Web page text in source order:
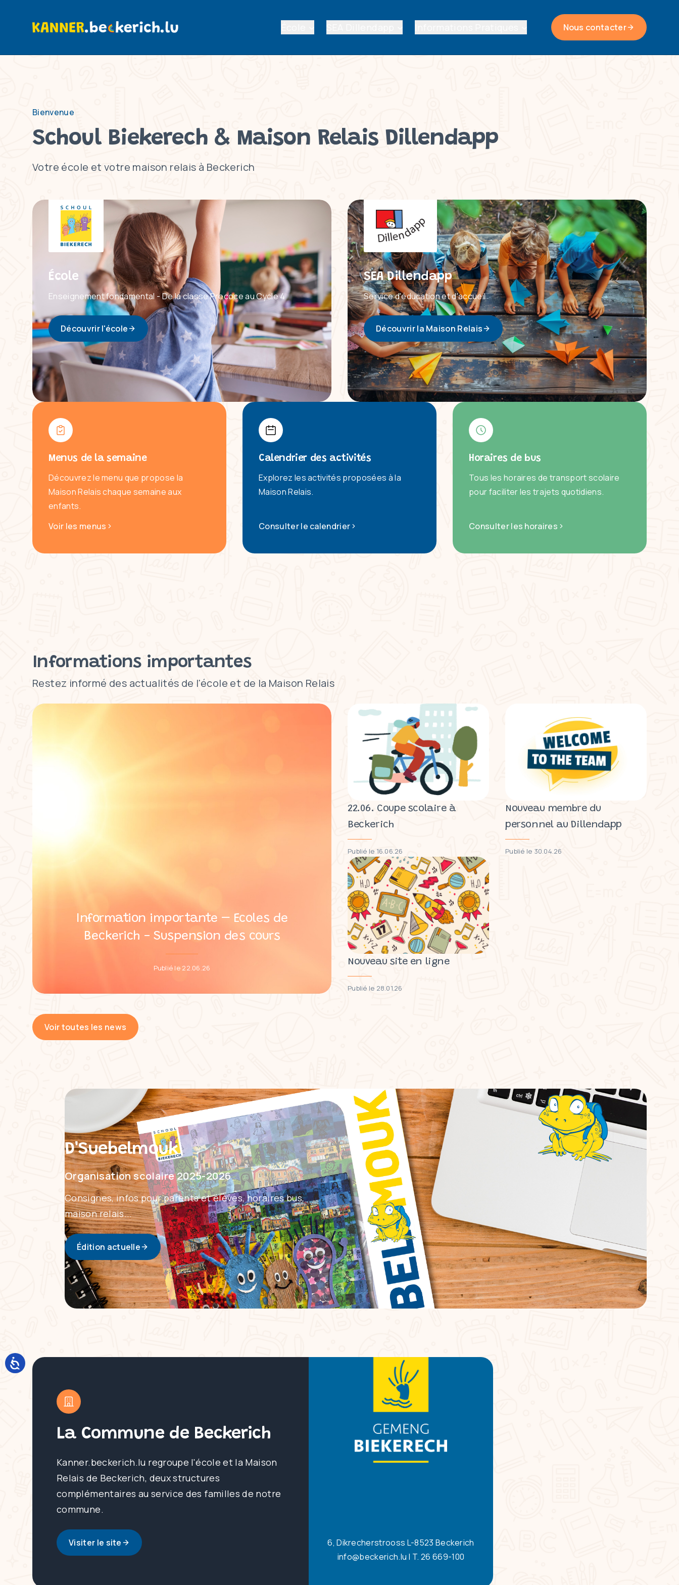
Nous contacter
Bienvenue
Schoul Biekerech & Maison Relais Dillendapp
Votre école et votre maison relais à Beckerich
École
Enseignement fondamental - De la classe Precoce au Cycle 4
Découvrir l'école
SEA Dillendapp
Service d'éducation et d'accueil
Découvrir la Maison Relais
Menus de la semaine
Découvrez le menu que propose la
Maison Relais chaque semaine aux
enfants.
Voir les menus
Calendrier des activités
Explorez les activités proposées à la
Maison Relais.
Consulter le calendrier
Horaires de bus
Tous les horaires de transport scolaire
pour faciliter les trajets quotidiens.
Consulter les horaires
Informations importantes
Restez informé des actualités de l'école et de la Maison Relais
Information importante – Ecoles de
Beckerich - Suspension des cours
Publié le 22.06.26
22.06. Coupe scolaire à
Beckerich
Publié le 16.06.26
Nouveau membre du
personnel au Dillendapp
Publié le 30.04.26
Nouveau site en ligne
Publié le 28.01.26
Voir toutes les news
D'Suebelmouk
Organisation scolaire 2025-2026
Consignes, infos pour parents et élèves, horaires bus,
maison relais...
Édition actuelle
La Commune de Beckerich
Kanner.beckerich.lu regroupe l'école et la Maison
Relais de Beckerich, deux structures
complémentaires au service des familles de notre
commune.
Visiter le site
6, Dikrecherstrooss L-8523 Beckerich
info@beckerich.lu | T. 26 669-100